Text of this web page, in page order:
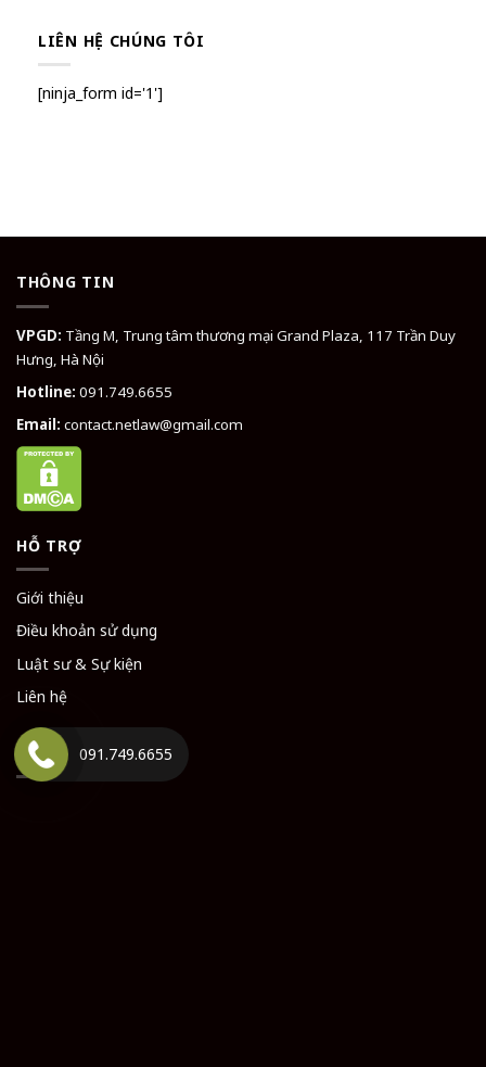
LIÊN HỆ CHÚNG TÔI
[ninja_form id='1']
THÔNG TIN
VPGD: Tầng M, Trung tâm thương mại Grand Plaza, 117 Trần Duy
Hưng, Hà Nội
Hotline: 091.749.6655
Email: contact.netlaw@gmail.com
HỖ TRỢ
Giới thiệu
Điều khoản sử dụng
Luật sư & Sự kiện
Liên hệ
BẢN ĐỒ091.749.6655